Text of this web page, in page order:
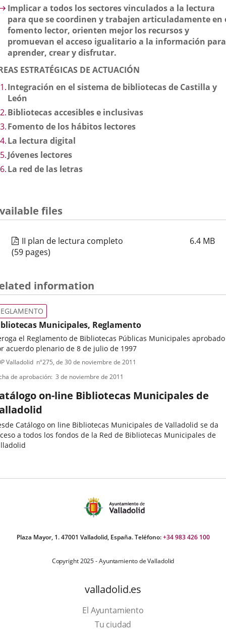
Implicar a todos los sectores vinculados a la lectura
para que se coordinen y trabajen articuladamente en
fomento lector, orienten mejor los recursos y
promuevan el acceso igualitario a la información para
aprender, crear y disfrutar.
ESTRATÉGICAS DE ACTUACIÓN
Integración en el sistema de bibliotecas de Castilla y
León
Bibliotecas accesibles e inclusivas
Fomento de los hábitos lectores
La lectura digital
Jóvenes lectores
La red de las letras
files
II plan de lectura completo 6.4 MB
(59 pages)
information
Municipales, Reglamento
el Reglamento de Bibliotecas Públicas Municipales aprobado
acuerdo plenario de 8 de julio de 1997
Valladolid nº275, de 30 de noviembre de 2011
de aprobación 3 de noviembre de 2011
on-line Bibliotecas Municipales de
Catálogo on line Bibliotecas Municipales de Valladolid se da
a todos los fondos de la Red de Bibliotecas Municipales de
Plaza Mayor, 1. 47001 Valladolid, España. Teléfono:+34 983 426 100
Copyright 2025 - Ayuntamiento de Valladolid
valladolid.es
El Ayuntamiento
Tu ciudad